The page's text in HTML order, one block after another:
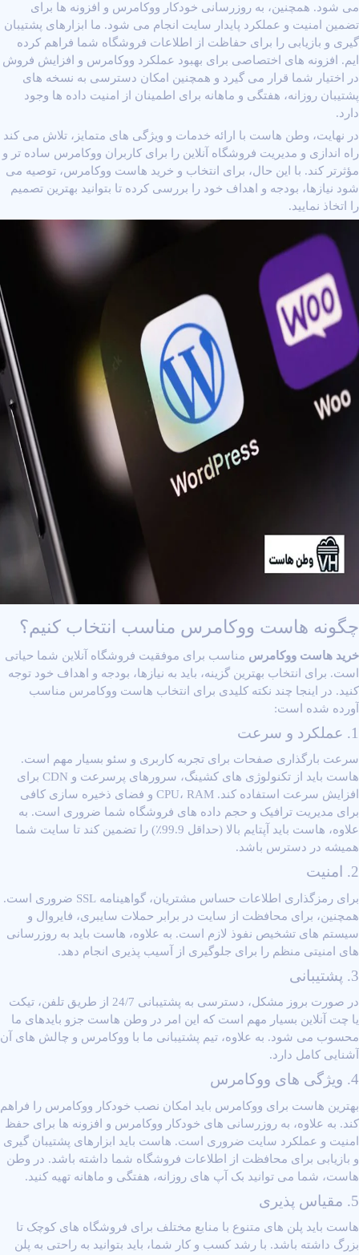
می ‌شود. همچنین، به ‌روزرسانی خودکار ووکامرس و افزونه ‌ها برای
تضمین امنیت و عملکرد پایدار سایت انجام می ‌شود. ما ابزارهای پشتیبان
‌گیری و بازیابی را برای حفاظت از اطلاعات فروشگاه شما فراهم کرده
‌ایم. افزونه ‌های اختصاصی برای بهبود عملکرد ووکامرس و افزایش فروش
در اختیار شما قرار می ‌گیرد و همچنین امکان دسترسی به نسخه‌ های
پشتیبان روزانه، هفتگی و ماهانه برای اطمینان از امنیت داده ‌ها وجود
دارد.
در نهایت، وطن هاست با ارائه خدمات و ویژگی ‌های متمایز، تلاش می ‌کند
راه ‌اندازی و مدیریت فروشگاه آنلاین را برای کاربران ووکامرس ساده ‌تر و
مؤثرتر کند. با این حال، برای انتخاب و خرید هاست ووکامرس، توصیه می
‌شود نیازها، بودجه و اهداف خود را بررسی کرده تا بتوانید بهترین تصمیم
را اتخاذ نمایید.
چگونه هاست ووکامرس مناسب انتخاب کنیم؟
خرید هاست ووکامرس مناسب برای موفقیت فروشگاه آنلاین شما حیاتی
است. برای انتخاب بهترین گزینه، باید به نیازها، بودجه و اهداف خود توجه
کنید. در اینجا چند نکته کلیدی برای انتخاب هاست ووکامرس مناسب
آورده شده است:
1. عملکرد و سرعت
سرعت بارگذاری صفحات برای تجربه کاربری و سئو بسیار مهم است.
هاست باید از تکنولوژی ‌های کشینگ، سرورهای پرسرعت و CDN برای
افزایش سرعت استفاده کند. CPU، RAM و فضای ذخیره ‌سازی کافی
برای مدیریت ترافیک و حجم داده ‌های فروشگاه شما ضروری است. به
علاوه، هاست باید آپتایم بالا (حداقل 99.9٪) را تضمین کند تا سایت شما
همیشه در دسترس باشد.
2. امنیت
برای رمزگذاری اطلاعات حساس مشتریان، گواهینامه SSL
ضروری است.
همچنین، برای محافظت از سایت در برابر حملات سایبری، فایروال و
سیستم‌ های تشخیص نفوذ لازم است. به علاوه، هاست باید به‌ روزرسانی‌
های امنیتی منظم را برای جلوگیری از آسیب ‌پذیری انجام دهد.
3. پشتیبانی
در صورت بروز مشکل، دسترسی به پشتیبانی 24/7 از طریق تلفن، تیکت
یا چت آنلاین بسیار مهم است که این امر در وطن هاست جزو بایدهای ما
محسوب می شود. به علاوه، تیم پشتیبانی ما با ووکامرس و چالش‌ های آن
آشنایی کامل دارد.
4. ویژگی ‌های ووکامرس
بهترین هاست برای ووکامرس باید امکان نصب خودکار ووکامرس را فراهم
کند. به علاوه، به ‌روزرسانی ‌های خودکار ووکامرس و افزونه‌ ها برای حفظ
امنیت و عملکرد سایت ضروری است. هاست باید ابزارهای پشتیبان ‌گیری
و بازیابی برای محافظت از اطلاعات فروشگاه شما داشته باشد. در وطن
هاست، شما می توانید بک آپ های روزانه، هفتگی و ماهانه تهیه کنید.
5. مقیاس‌ پذیری
هاست باید پلن ‌های متنوع با منابع مختلف برای فروشگاه‌ های کوچک تا
بزرگ داشته باشد. با رشد کسب و کار شما، باید بتوانید به راحتی به پلن